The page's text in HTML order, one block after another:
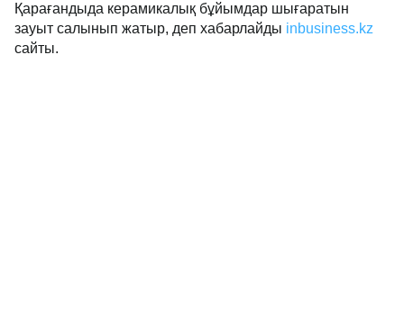
Қарағандыда керамикалық бұйымдар шығаратын
зауыт салынып жатыр, деп хабарлайды inbusiness.kz
сайты.